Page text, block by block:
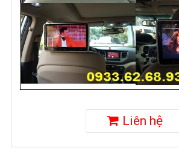
Liên hệ